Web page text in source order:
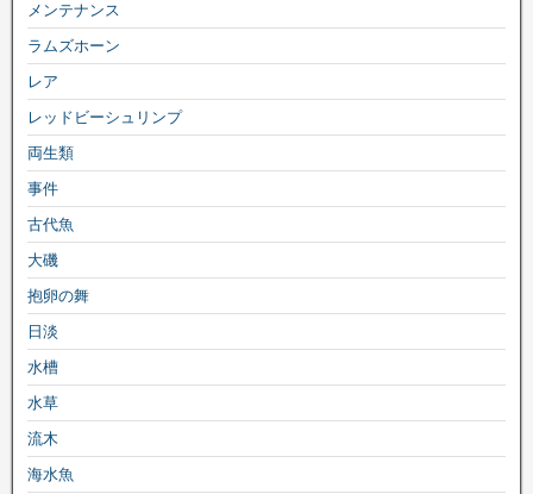
メンテナンス
ラムズホーン
レア
レッドビーシュリンプ
両生類
事件
古代魚
大磯
抱卵の舞
日淡
水槽
水草
流木
海水魚